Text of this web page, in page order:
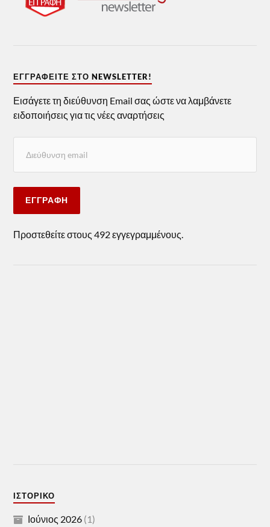
ΕΓΓΡΑΦΕΊΤΕ ΣΤΟ NEWSLETTER!
Εισάγετε τη διεύθυνση Email σας ώστε να λαμβάνετε
ειδοποιήσεις για τις νέες αναρτήσεις
ΕΓΓΡΑΦΉ
Προστεθείτε στους 492 εγγεγραμμένους.
ΙΣΤΟΡΙΚΌ
Ιούνιος 2026 (1)